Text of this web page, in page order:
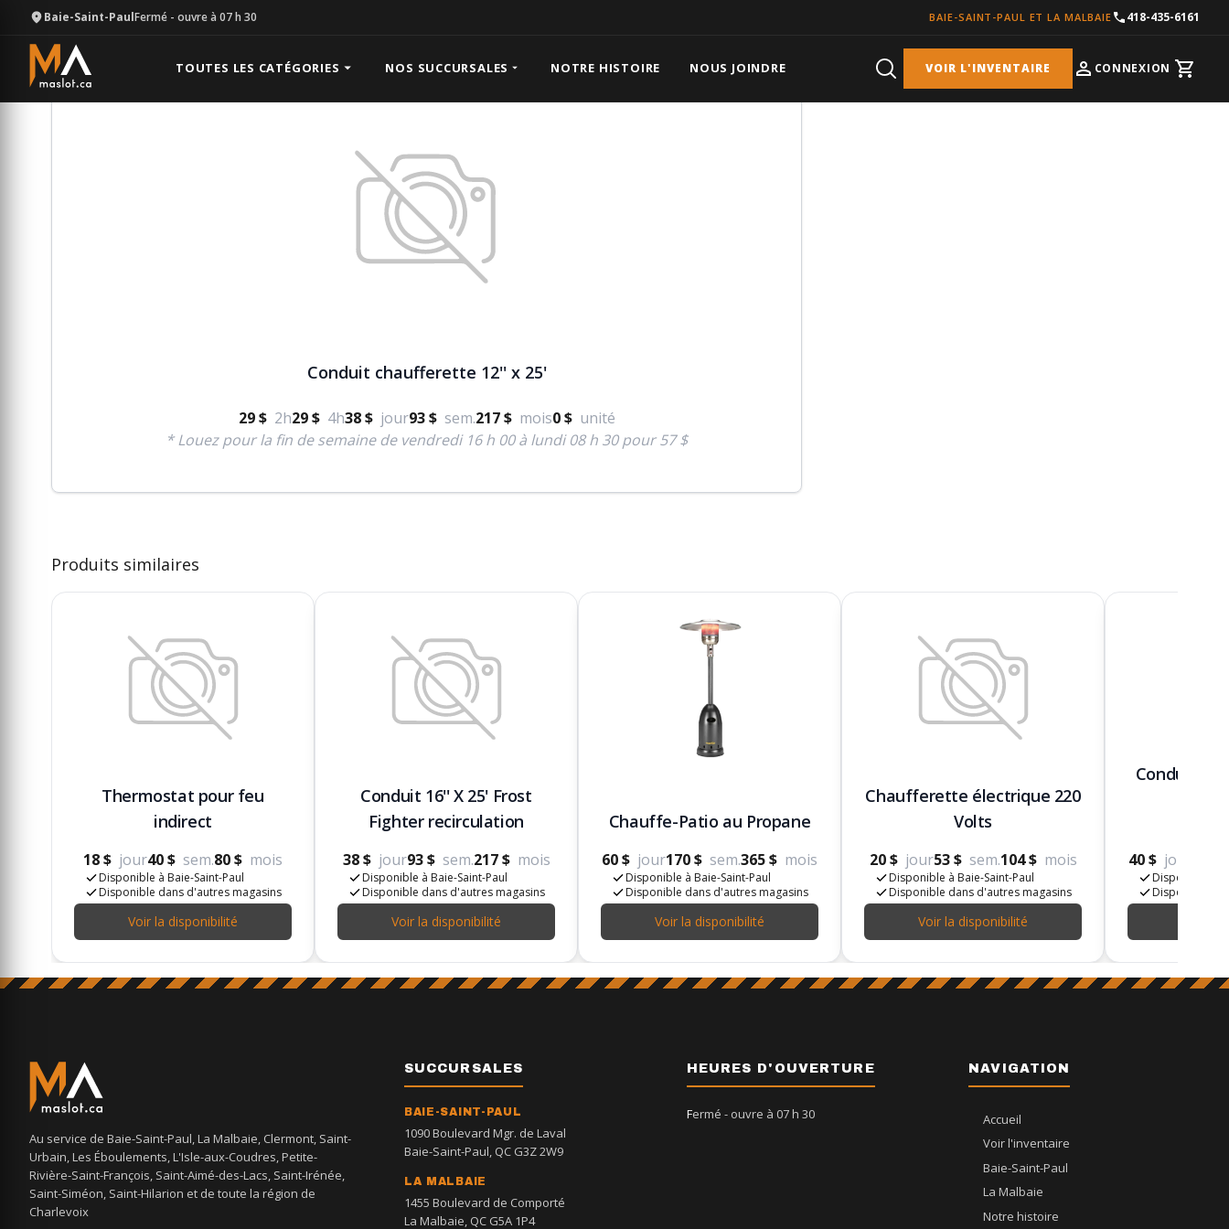
Baie-Saint-PaulFermé - ouvre à 07 h 30 BAIE-SAINT-PAUL ET LA MALBAIE 418-435-6161
TOUTES LES CATÉGORIES NOS SUCCURSALES NOTRE HISTOIRE NOUS JOINDRE VOIR L'INVENTAIRE CONNEXION Cart
Équipement Chauffage Conduit chaufferette 12'' x 25'
Conduit chaufferette 12'' x 25'
29 $ 2h29 $ 4h38 $ jour93 $ sem.217 $ mois0 $ unité
* Louez pour la fin de semaine de vendredi 16 h 00 à lundi 08 h 30 pour 57 $
Produits similaires
Thermostat pour feu
indirect
18 $ jour40 $ sem.80 $ mois
Disponible à Baie-Saint-Paul
Disponible dans d'autres magasins
Voir la disponibilité
Conduit 16'' X 25' Frost
Fighter recirculation
38 $ jour93 $ sem.217 $ mois
Disponible à Baie-Saint-Paul
Disponible dans d'autres magasins
Voir la disponibilité
Chauffe-Patio au Propane
60 $ jour170 $ sem.365 $ mois
Disponible à Baie-Saint-Paul
Disponible dans d'autres magasins
Voir la disponibilité
Chaufferette électrique 220
Volts
20 $ jour53 $ sem.104 $ mois
Disponible à Baie-Saint-Paul
Disponible dans d'autres magasins
Voir la disponibilité
Conduit 20''
40 $ jour
Disponible à
Disponible
Au service de Baie-Saint-Paul, La Malbaie, Clermont, Saint-
Urbain, Les Éboulements, L'Isle-aux-Coudres, Petite-
Rivière-Saint-François, Saint-Aimé-des-Lacs, Saint-Irénée,
Saint-Siméon, Saint-Hilarion et de toute la région de
Charlevoix
SUCCURSALES
BAIE-SAINT-PAUL
1090 Boulevard Mgr. de Laval
Baie-Saint-Paul, QC G3Z 2W9
LA MALBAIE
1455 Boulevard de Comporté
La Malbaie, QC G5A 1P4
HEURES D'OUVERTURE
Fermé - ouvre à 07 h 30
NAVIGATION
Accueil
Voir l'inventaire
Baie-Saint-Paul
La Malbaie
Notre histoire